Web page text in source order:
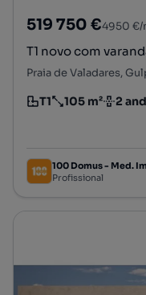
519 750 €4950 €/
T1 novo com
Tipologia
T1
Preço por metro
105 m²
Andar 2
100 Domus - Med.
Profissional